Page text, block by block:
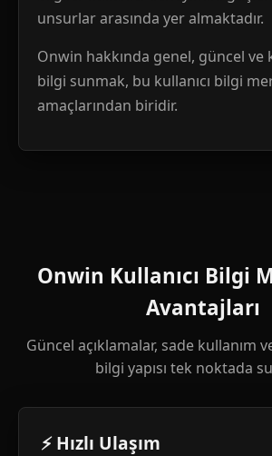
unsurlar arasında yer almaktadır.
Onwin hakkında genel, güncel ve
bilgi sunmak, bu kullanıcı bilgi
amaçlarından biridir.
Onwin Kullanıcı Bilgi
Avantajları
Güncel açıklamalar, sade kullanım
bilgi yapısı tek noktada
⚡ Hızlı Ulaşım